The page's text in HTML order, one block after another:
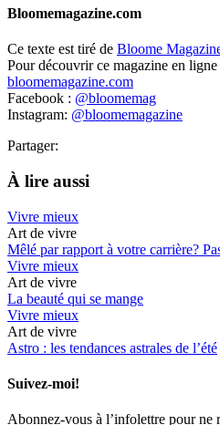
Bloomemagazine.com
Ce texte est tiré de Bloome
Pour découvrir ce magazine en
bloomemagazine.com
Facebook : @bloomemag
Instagram: @bloomemagazine
Partager:
À lire aussi
Vivre mieux
Art de vivre
Mêlé par rapport à votre carrière?
Vivre mieux
Art de vivre
La beauté qui se mange
Vivre mieux
Art de vivre
Astro : les tendances astrales de l’été
Suivez-moi!
Abonnez-vous à l’infolettre pour ne